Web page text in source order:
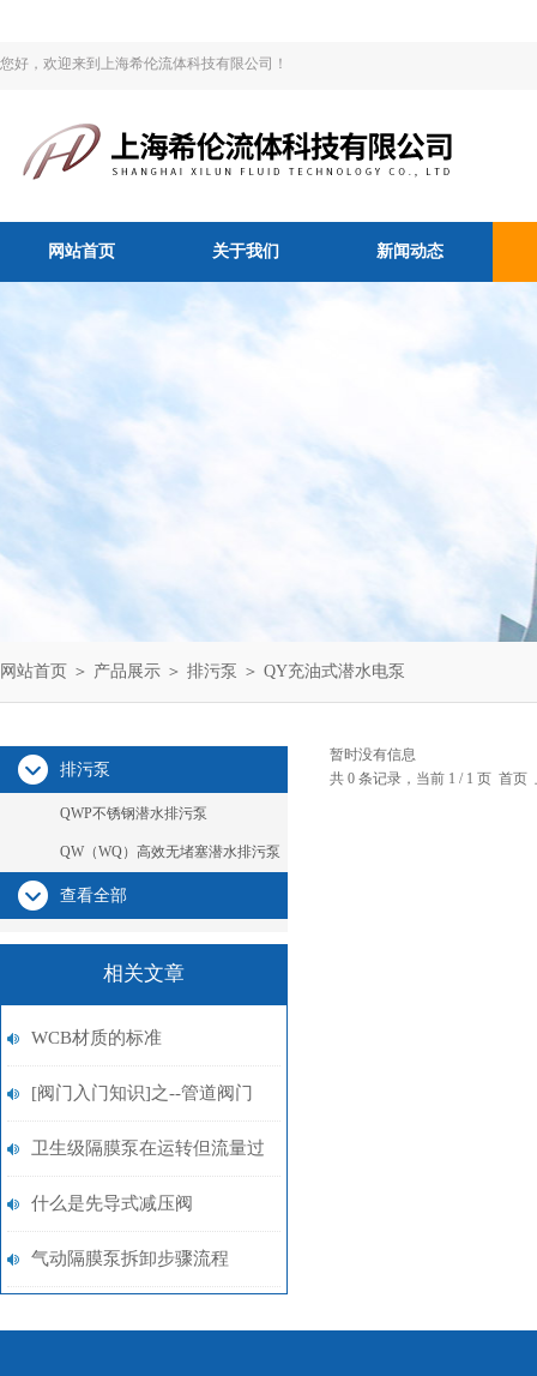
您好，欢迎来到上海希伦流体科技有限公司！
网站首页 关于我们 新闻动态
网站首页 ＞ 产品展示 ＞ 排污泵 ＞ QY充油式潜水电泵
排污泵
QWP不锈钢潜水排污泵
QW（WQ）高效无堵塞潜水排污泵
查看全部
相关文章
WCB材质的标准
[阀门入门知识]之--管道阀门
的分类、特性及选型相关
（三）
卫生级隔膜泵在运转但流量过
低
什么是先导式减压阀
气动隔膜泵拆卸步骤流程
暂时没有信息
共 0 条记录，当前 1 / 1 页 首